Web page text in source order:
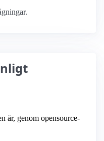
är, genom opensource-